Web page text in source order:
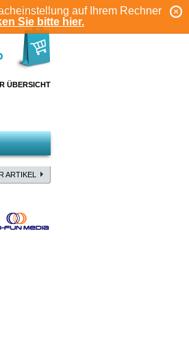
auf Ihrem Rechner
Sie bitte hier.
KONTO
ÜBERSICHT
ARTIKEL